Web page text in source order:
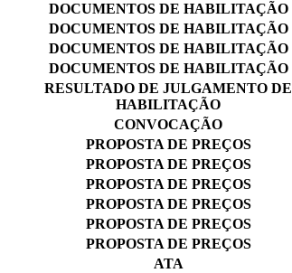
DOCUMENTOS DE HABILITAÇÃO
DOCUMENTOS DE HABILITAÇÃO
DOCUMENTOS DE HABILITAÇÃO
DOCUMENTOS DE HABILITAÇÃO
RESULTADO DE JULGAMENTO DE
HABILITAÇÃO
CONVOCAÇÃO
PROPOSTA DE PREÇOS
PROPOSTA DE PREÇOS
PROPOSTA DE PREÇOS
PROPOSTA DE PREÇOS
PROPOSTA DE PREÇOS
PROPOSTA DE PREÇOS
ATA